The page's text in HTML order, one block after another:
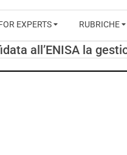
EXPERTS RUBRICHE
all’ENISA la